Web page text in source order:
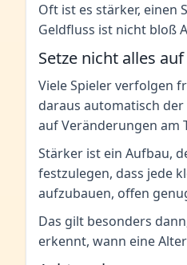
Oft ist es stärker, einen
Geldfluss ist nicht bloß
Setze nicht alles
Viele Spieler verfolgen
daraus automatisch
auf Veränderungen am
Stärker ist ein Aufbau,
festzulegen, dass jede
aufzubauen, offen
Das gilt besonders
erkennt, wann eine